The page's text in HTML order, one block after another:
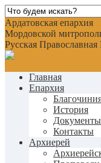
Ардатовская епархия
Мордовской
Русская
Главная
Епархия
История
Документы
Контакты
Архиерей